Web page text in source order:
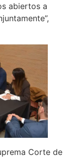
abiertos a
Corte de